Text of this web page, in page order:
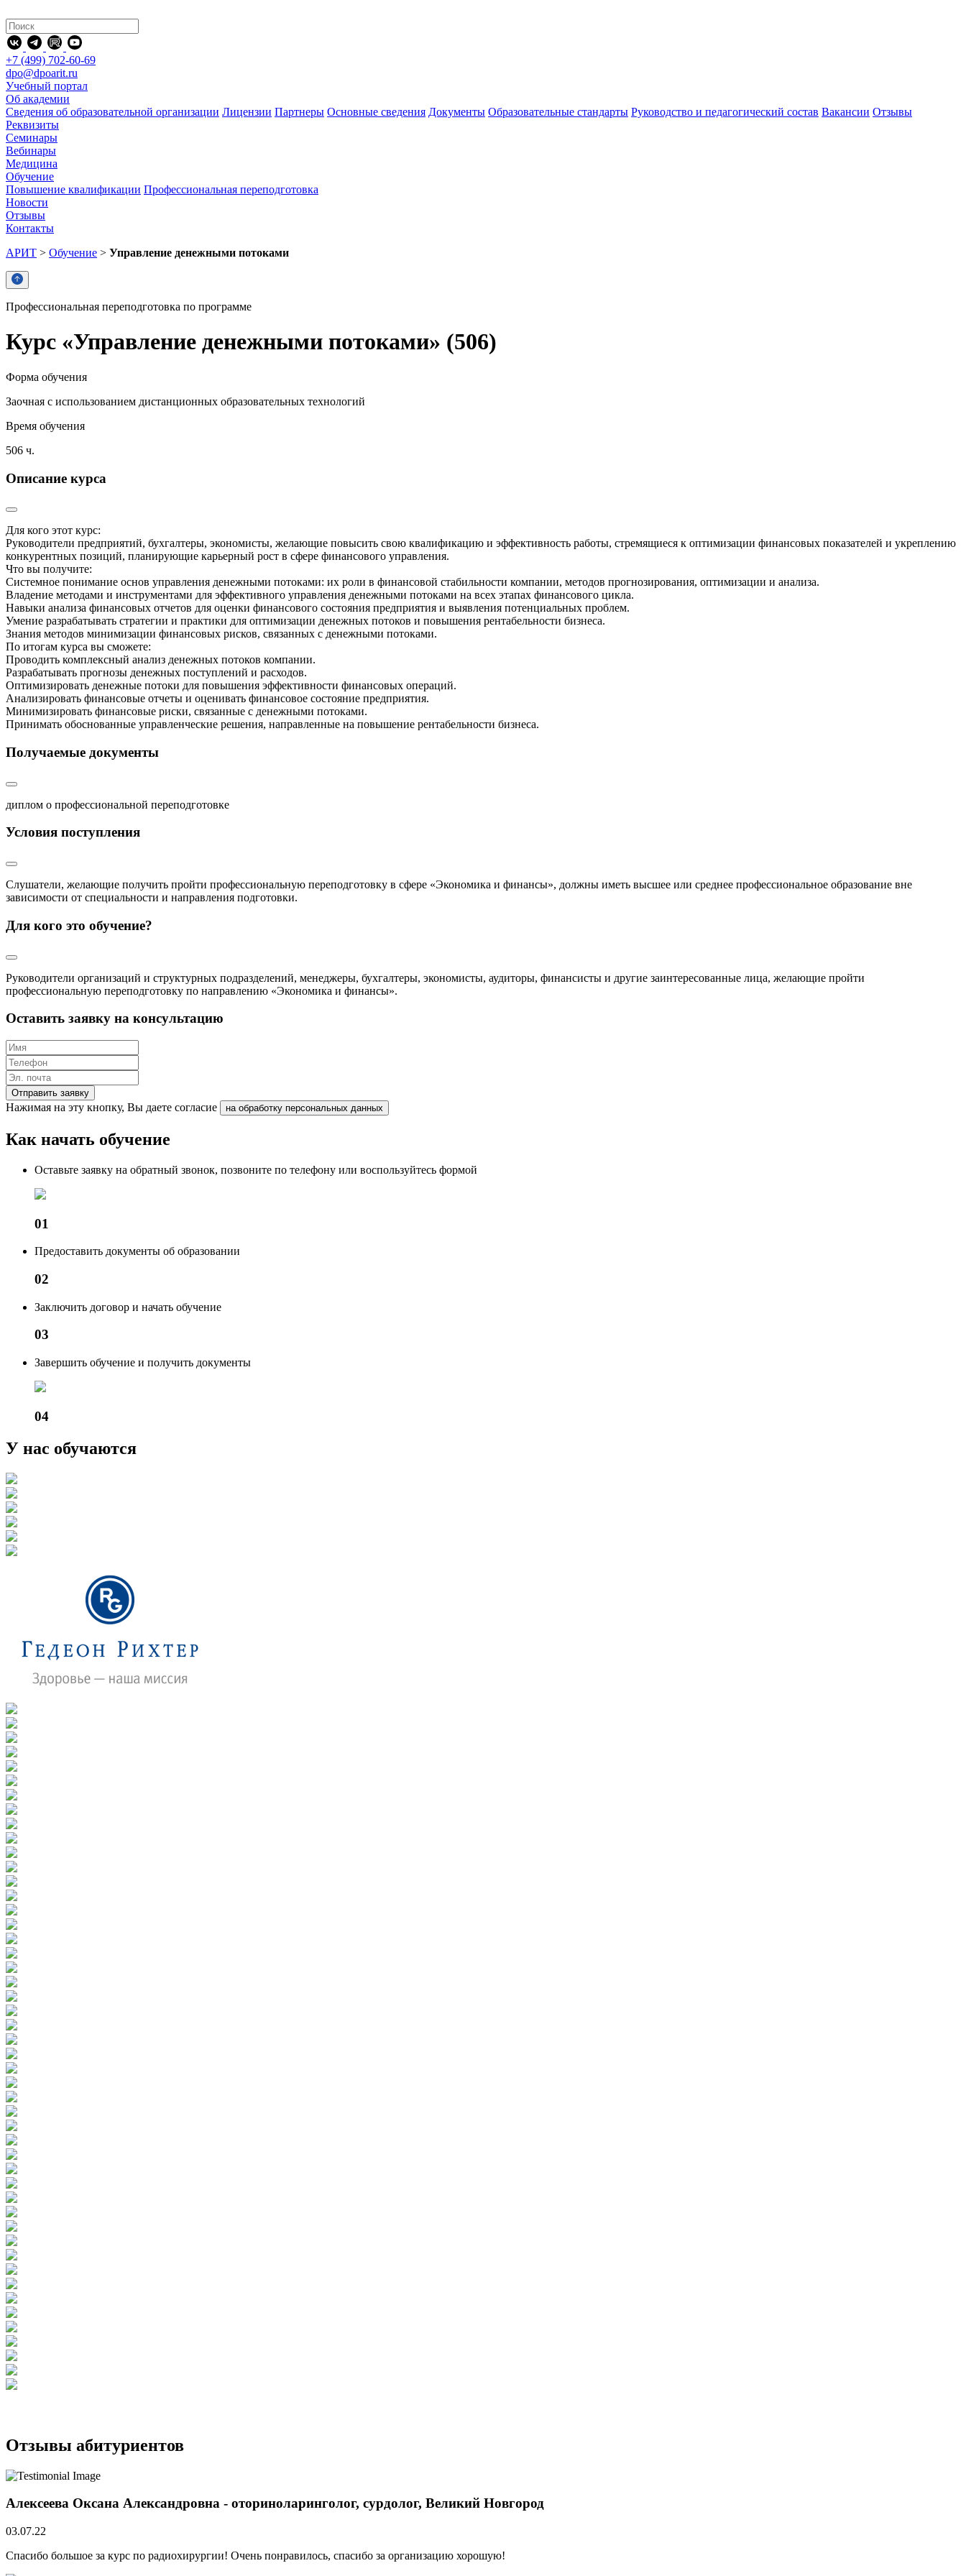
+7 (499) 702-60-69
dpo@dpoarit.ru
Учебный портал
Об академии
Сведения об образовательной организации Лицензии Партнеры Основные сведения Документы Образовательные стандарты Руководство и педагогический состав Вакансии Отзывы
Реквизиты
Семинары
Вебинары
Медицина
Обучение
Повышение квалификации Профессиональная переподготовка
Новости
Отзывы
Контакты
АРИТ > Обучение > Управление денежными потоками
Профессиональная переподготовка по программе
Курс «Управление денежными потоками» (506)
Форма обучения
Заочная с использованием дистанционных образовательных технологий
Время обучения
506 ч.
Описание курса
Для кого этот курс:
Руководители предприятий, бухгалтеры, экономисты, желающие повысить свою квалификацию и эффективность работы, стремящиеся к оптимизации финансовых показателей и укреплению
конкурентных позиций, планирующие карьерный рост в сфере финансового управления.
Что вы получите:
Системное понимание основ управления денежными потоками: их роли в финансовой стабильности компании, методов прогнозирования, оптимизации и анализа.
Владение методами и инструментами для эффективного управления денежными потоками на всех этапах финансового цикла.
Навыки анализа финансовых отчетов для оценки финансового состояния предприятия и выявления потенциальных проблем.
Умение разрабатывать стратегии и практики для оптимизации денежных потоков и повышения рентабельности бизнеса.
Знания методов минимизации финансовых рисков, связанных с денежными потоками.
По итогам курса вы сможете:
Проводить комплексный анализ денежных потоков компании.
Разрабатывать прогнозы денежных поступлений и расходов.
Оптимизировать денежные потоки для повышения эффективности финансовых операций.
Анализировать финансовые отчеты и оценивать финансовое состояние предприятия.
Минимизировать финансовые риски, связанные с денежными потоками.
Принимать обоснованные управленческие решения, направленные на повышение рентабельности бизнеса.
Получаемые документы
диплом о профессиональной переподготовке
Условия поступления
Слушатели, желающие получить пройти профессиональную переподготовку в сфере «Экономика и финансы», должны иметь высшее или среднее профессиональное образование вне
зависимости от специальности и направления подготовки.
Для кого это обучение?
Руководители организаций и структурных подразделений, менеджеры, бухгалтеры, экономисты, аудиторы, финансисты и другие заинтересованные лица, желающие пройти
профессиональную переподготовку по направлению «Экономика и финансы».
Оставить заявку на консультацию
Отправить заявку
Нажимая на эту кнопку, Вы даете согласие на обработку персональных данных
Как начать обучение
Оставьте заявку на обратный звонок, позвоните по телефону или воспользуйтесь формой
01
Предоставить документы об образовании
02
Заключить договор и начать обучение
03
Завершить обучение и получить документы
04
У нас обучаются
Отзывы абитуриентов
Алексеева Оксана Александровна - оториноларинголог, сурдолог, Великий Новгород
03.07.22
Спасибо большое за курс по радиохирургии! Очень понравилось, спасибо за организацию хорошую!